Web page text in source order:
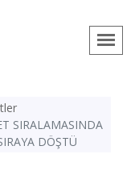
SIRALAMASINDA
DÖŞTÜ